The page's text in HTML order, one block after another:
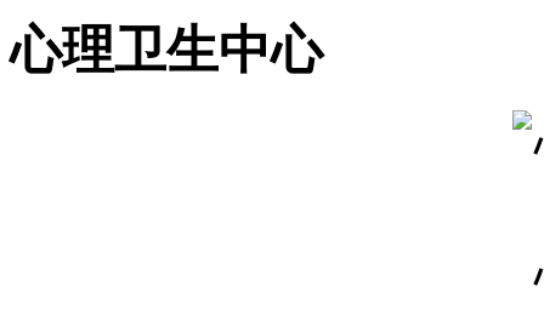
心理卫生中心